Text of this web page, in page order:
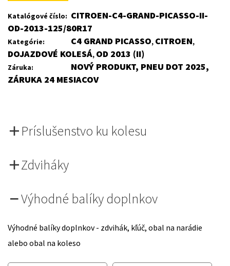
168 €.
143 €.
Katalógové číslo: CITROEN-C4-GRAND-PICASSO-II-
OD-2013-125/80R17
Kategórie: C4 GRAND PICASSO, CITROEN,
DOJAZDOVÉ KOLESÁ, OD 2013 (II)
Záruka:
NOVÝ PRODUKT, PNEU DOT 2025,
ZÁRUKA 24 MESIACOV
Príslušenstvo ku kolesu
Zdviháky
Výhodné balíky doplnkov
Výhodné balíky doplnkov - zdvihák, kľúč, obal na narádie
alebo obal na koleso